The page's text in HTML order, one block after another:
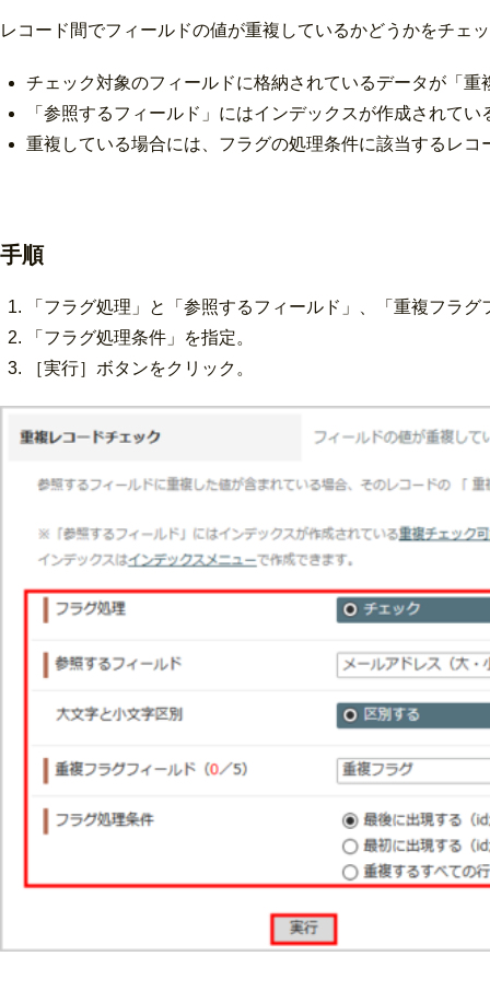
レコード間でフィールドの値が重複しているかどうかをチェ
チェック対象のフィールドに格納されているデータが「
「参照するフィールド」にはインデックスが作成されて
重複している場合には、フラグの処理条件に該当するレ
手順
「フラグ処理」と「参照するフィールド」、「重複フラ
「フラグ処理条件」を指定。
［実行］ボタンをクリック。